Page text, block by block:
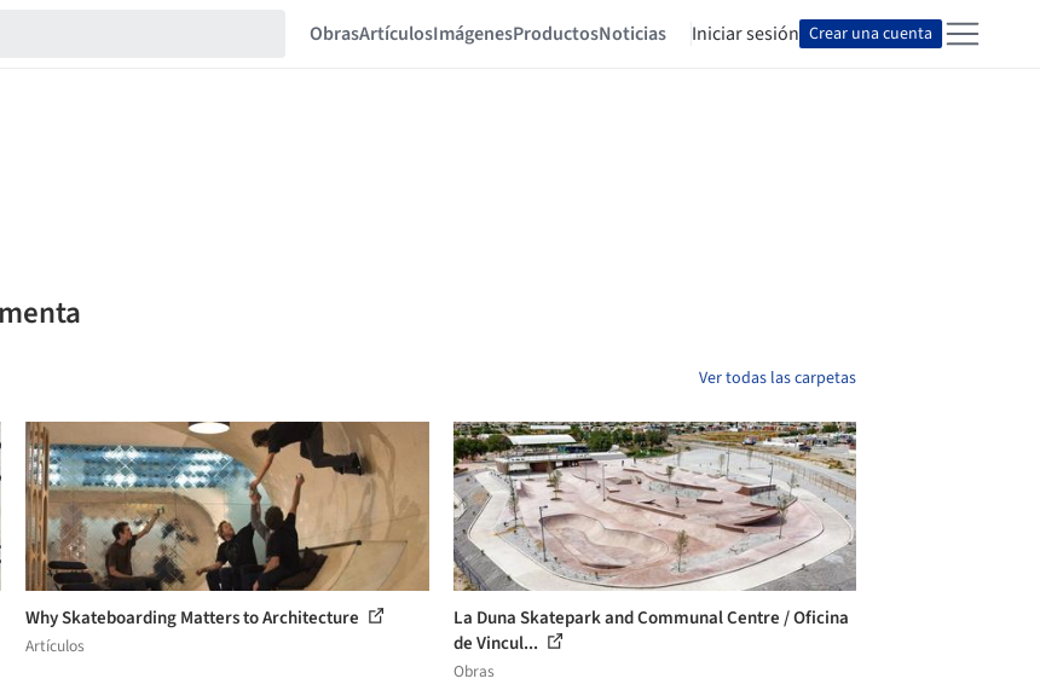
ObrasArtículosImágenesProductosNoticias Iniciar sesión Crear una cuenta
Ver todas las carpetas
Why Skateboarding Matters to Architecture
Artículos
La Duna Skatepark and Communal Centre / Oficina
de Vincul...
Obras